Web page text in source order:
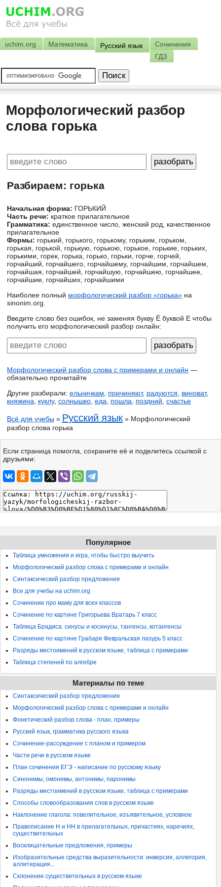
uchim.org Математика Русский язык
Сочинения
ГДЗ
Морфологический разбор
слова горька
Разбираем: горька
Начальная форма: ГОРЬКИЙ
Часть речи: краткое прилагательное
Грамматика: единственное число, женский род, качественное
прилагательное
Формы: горький, горького, горькому, горьким, горьком,
горькая, горькой, горькую, горькою, горькое, горькие, горьких,
горькими, горек, горька, горько, горьки, горче, горчей,
горчайший, горчайшего, горчайшему, горчайшим, горчайшем,
горчайшая, горчайшей, горчайшую, горчайшею, горчайшее,
горчайшие, горчайших, горчайшими
Наиболее полный морфологический разбор «горька» на
sinonim.org.
Введите слово без ошибок, не заменяя букву Ё буквой Е чтобы
получить его морфологический разбор онлайн:
Морфологический разбор слова с примерами и онлайн —
обязательно прочитайте
Другие разбирали: ельничкам причиняют, радуются виноват,
княжина
куклу, солнышко еда пошла поздний счастье
Всё для учебы » Русский язык » Морфологический
разбор слова горька
Если страница помогла, сохраните её и поделитесь ссылкой с
друзьями:
Популярное
Таблица умножения и игра, чтобы быстро выучить
Морфологический разбор слова с примерами и онлайн
Синтаксический разбор предложения
Все для учебы на uchim.org
Сочинение про маму для всех классов
Сочинение по картине Григорьева Вратарь 7 класс
Таблица Брадиса: синусы и косинусы, тангенсы, котангенсы
Сочинение по картине Грабаря Февральская лазурь 5 класс
Разряды местоимений в русском языке, таблица с примерами
Таблица степеней по алгебре
Материалы по теме
Синтаксический разбор предложения
Морфологический разбор слова с примерами и онлайн
Фонетический разбор слова - план, примеры
Русский язык, грамматика русского языка
Сочинение-рассуждение с планом и примером
Части речи в русском языке
План сочинения ЕГЭ - написание по русскому языку
Синонимы, омонимы, антонимы, паронимы
Разряды местоимений в русском языке, таблица с примерами
Способы словообразования слов в русском языке
Наклонение глагола: повелительное, изъявительное, условное
Правописание Н и НН в прилагательных, причастиях, наречиях,
существительных
Восклицательные предложения, примеры
Изобразительные средства выразительности: инверсия, аллегория,
аллитерация...
Склонение существительных в русском языке